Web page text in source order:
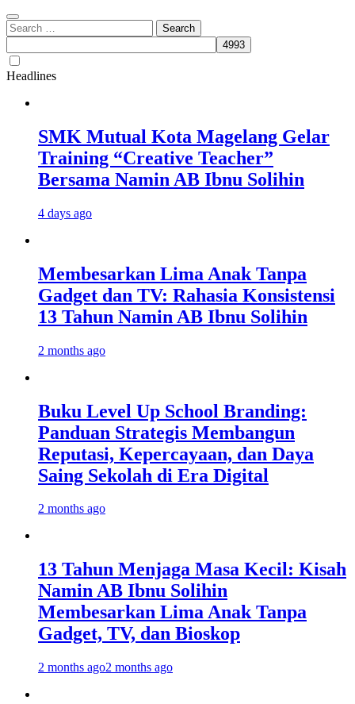
Search
for:
Headlines
SMK Mutual Kota Magelang Gelar
Training “Creative Teacher”
Bersama Namin AB Ibnu Solihin
4 days ago
Membesarkan Lima Anak Tanpa
Gadget dan TV: Rahasia Konsistensi
13 Tahun Namin AB Ibnu Solihin
2 months ago
Buku Level Up School Branding:
Panduan Strategis Membangun
Reputasi, Kepercayaan, dan Daya
Saing Sekolah di Era Digital
2 months ago
13 Tahun Menjaga Masa Kecil: Kisah
Namin AB Ibnu Solihin
Membesarkan Lima Anak Tanpa
Gadget, TV, dan Bioskop
2 months ago2 months ago